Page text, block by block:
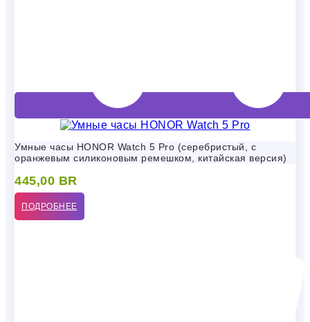
Умные часы HONOR Watch 5 Pro (серебристый, с
оранжевым силиконовым ремешком, китайская версия)
445,00 BR
ПОДРОБНЕЕ